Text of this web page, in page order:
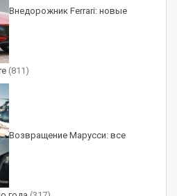
Внедорожник Ferrari: новые
(811)
Возвращение Марусси: все